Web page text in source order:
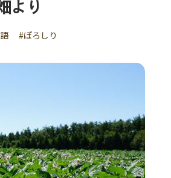
より
#ぽろしり